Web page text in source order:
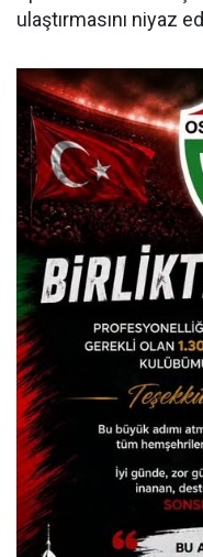
ulaştırmasını niyaz